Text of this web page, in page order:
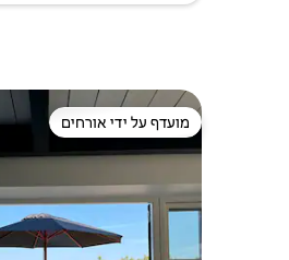
מועדף על ידי אורחים
מועדף על ידי אורחים